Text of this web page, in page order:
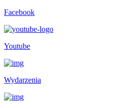
Facebook
Youtube
Wydarzenia